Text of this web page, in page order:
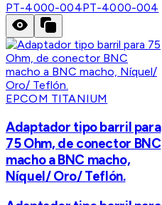
PT-4000-004PT-4000-004
EPCOM TITANIUM
Adaptador tipo barril para
75 Ohm, de conector BNC
macho a BNC macho,
Níquel/ Oro/ Teflón.